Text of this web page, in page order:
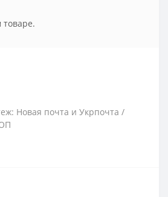
товаре.
Новая почта и Укрпочта /